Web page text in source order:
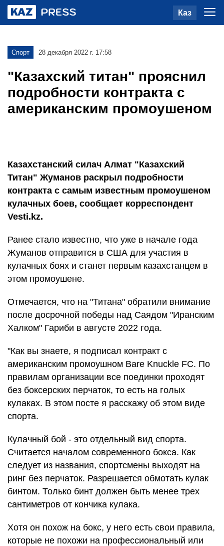
Каз
Спорт 28 декабря 2022 г. 17:58
"Казахский титан" прояснил
подробности контракта с
американским промоушеном
Казахстанский силач Алмат "Казахский
Титан" Жуманов раскрыл подробности
контракта с самым известным промоушеном
кулачных боев, сообщает корреспондент
Vesti.kz.
Ранее стало известно, что уже в начале года
Жуманов отправится в США для участия в
кулачных боях и станет первым казахстанцем в
этом промоушене.
Отмечается, что на "Титана" обратили внимание
после досрочной победы над Саядом "Иранским
Халком" Гариби в августе 2022 года.
"Как вы знаете, я подписал контракт с
американским промоушном Bare Knuckle FC. По
правилам организации все поединки проходят
без боксерских перчаток, то есть на голых
кулаках. В этом посте я расскажу об этом виде
спорта.
Кулачный бой - это отдельный вид спорта.
Считается началом современного бокса. Как
следует из названия, спортсмены выходят на
ринг без перчаток. Разрешается обмотать кулак
бинтом. Только бинт должен быть менее трех
сантиметров от кончика кулака.
Хотя он похож на бокс, у него есть свои правила,
которые не похожи на профессиональный или